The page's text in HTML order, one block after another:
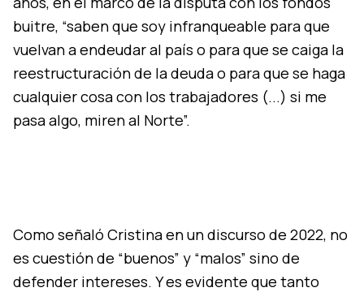
buitre, “saben que soy infranqueable para que
vuelvan a endeudar al país o para que se caiga la
reestructuración de la deuda o para que se haga
cualquier cosa con los trabajadores (...) si me
pasa algo, miren al Norte”.
Como señaló Cristina en un discurso de 2022, no
es cuestión de “buenos” y “malos” sino de
defender intereses. Y es evidente que tanto